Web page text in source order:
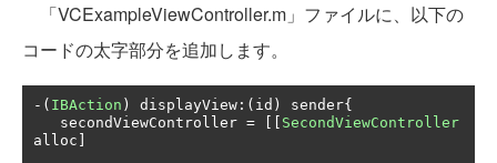
「VCExampleViewController.m」ファイルに、以下の
コードの太字部分を追加します。
-( IBAction ) displayView :( id ) sender{
   secondViewController
=
SecondViewController
alloc